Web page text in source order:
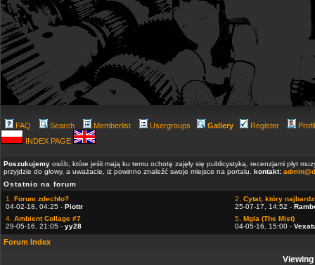
FAQ Search Memberlist Usergroups Gallery Register
INDEX PAGE
Poszukujemy osób, które jeśli mają ku temu ochotę zajęły się publicystyką, recenzjami płyt
przyjdzie do głowy, a uważacie, iż powinno znaleźć swoje miejsce na portalu. kontakt:
Ostatnio na forum
1. Forum zdechło?
04-02-18, 04:25 - Piottr
2. Cytat, który
25-07-17, 14:52 -
4. Ambient Collage #7
29-05-16, 21:05 - yy28
5. Mgla (The Mist)
04-05-16, 15:00 -
Forum Index